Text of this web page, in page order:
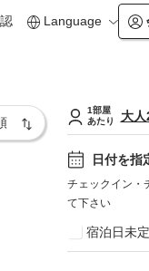
Language
1部屋
あたり
大人
日付を指
チェックイン・
て下さい
宿泊日未定